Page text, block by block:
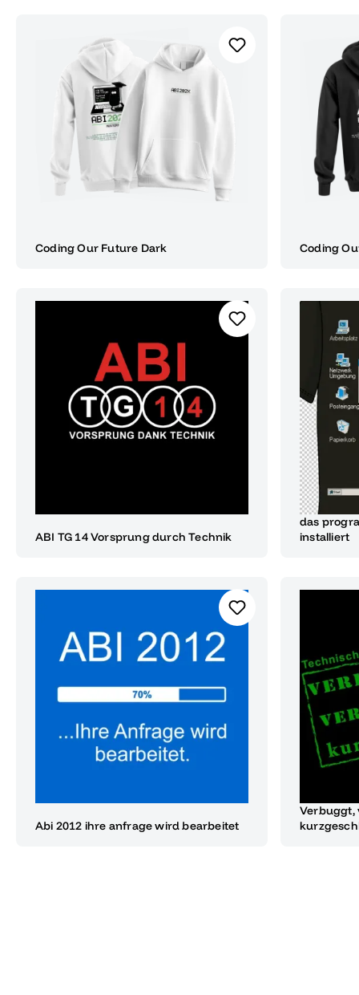
Coding Our Future Dark Coding
ABI TG 14 Vorsprung durch Technik
das
installiert
Abi 2012 ihre anfrage wird bearbeitet
Verbuggt,